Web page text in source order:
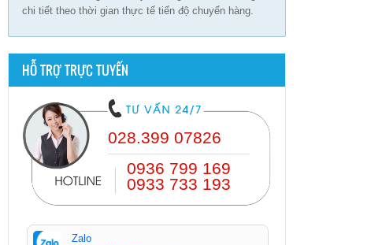
chi tiết theo thời gian thực tế tiến độ chuyến hàng.
HỖ TRỢ TRỰC TUYẾN
028.399 07826
0936 799 169
0933 733 193
Zalo